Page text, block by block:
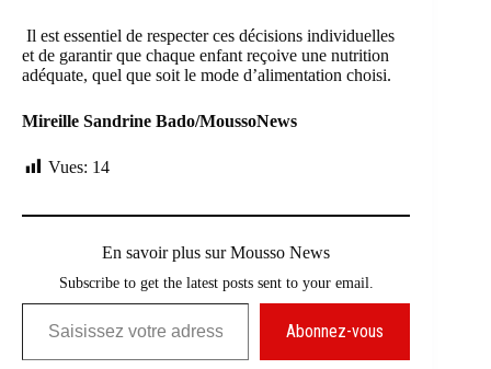
Il est essentiel de respecter ces décisions individuelles
et de garantir que chaque enfant reçoive une nutrition
adéquate, quel que soit le mode d’alimentation choisi.
Mireille Sandrine Bado/MoussoNews
Vues: 14
En savoir plus sur Mousso News
Subscribe to get the latest posts sent to your email.
Saisissez votre adresse e-mail…
Abonnez-vous